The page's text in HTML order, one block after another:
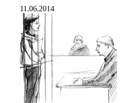
11.06.2014